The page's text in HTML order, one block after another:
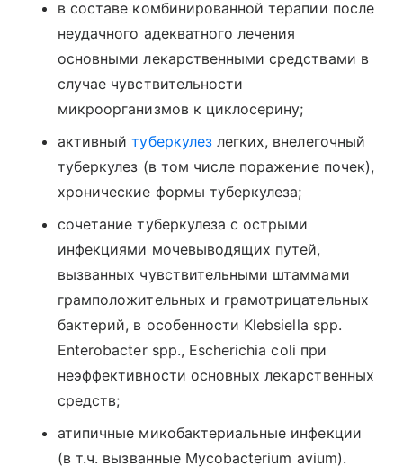
в составе комбинированной терапии после
неудачного адекватного лечения
основными лекарственными средствами в
случае чувствительности
микроорганизмов к циклосерину;
активныйтуберкулезлегких, внелегочный
туберкулез (в том числе поражение почек),
хронические формы туберкулеза;
сочетание туберкулеза с острыми
инфекциями мочевыводящих путей,
вызванных чувствительными штаммами
грамположительных и грамотрицательных
бактерий, в особенности Klebsiella spp.
Enterobacter spp., Escherichia coli при
неэффективности основных лекарственных
средств;
атипичные микобактериальные инфекции
(в т.ч. вызванные Mycobacterium avium).